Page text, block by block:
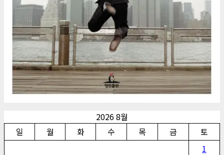
2026 8월
일
월 화 수 목 금
토
1